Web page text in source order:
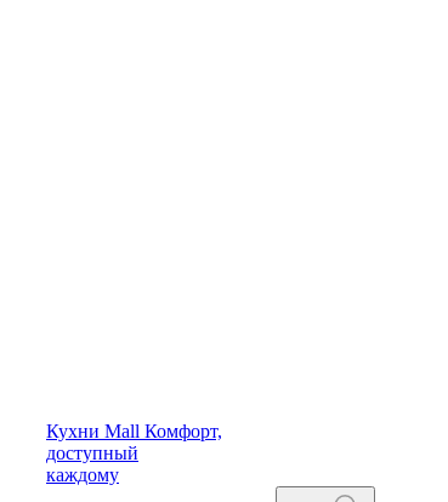
Кухни Mall Комфорт,
доступный
каждому